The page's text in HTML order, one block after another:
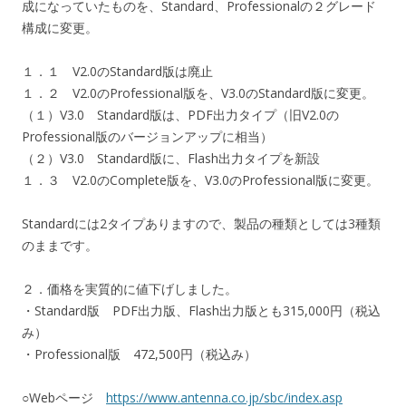
成になっていたものを、Standard、Professionalの２グレード
構成に変更。
１．１ V2.0のStandard版は廃止
１．２ V2.0のProfessional版を、V3.0のStandard版に変更。
（１）V3.0 Standard版は、PDF出力タイプ（旧V2.0の
Professional版のバージョンアップに相当）
（２）V3.0 Standard版に、Flash出力タイプを新設
１．３ V2.0のComplete版を、V3.0のProfessional版に変更。
Standardには2タイプありますので、製品の種類としては3種類
のままです。
２．価格を実質的に値下げしました。
・Standard版 PDF出力版、Flash出力版とも315,000円（税込
み）
・Professional版 472,500円（税込み）
○Webページ https://www.antenna.co.jp/sbc/index.asp